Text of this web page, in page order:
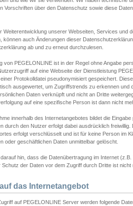
Vorschriften über den Datenschutz sowie diese
Weiterentwicklung unserer Webseiten, Services und
können auch Änderungen dieser
ab und zu erneut durchzulesen.
von PEGELONLINE ist in der Regel ohne Angabe
auf eine Webseite der Dienstleistung
Protokolldatei pseudonymisiert gespeichert.
ausgewertet, um Zugriffstrends zu erkennen
Daten verknüpft und nicht an Dritte
auf eine spezifische Person ist dann nicht
innerhalb des Internetangebotes bildet die
durch den Nutzer erfolgt dabei ausdrücklich
erfolgt verschlüsselt und ist für keine Person im
oder geschäftlichen Daten unmittelbar gelöscht.
hin, dass die Datenübertragung im Internet
Schutz der Daten vor dem Zugriff durch Dritte ist nicht
das Internetangebot
auf PEGELONLINE Server werden folgende